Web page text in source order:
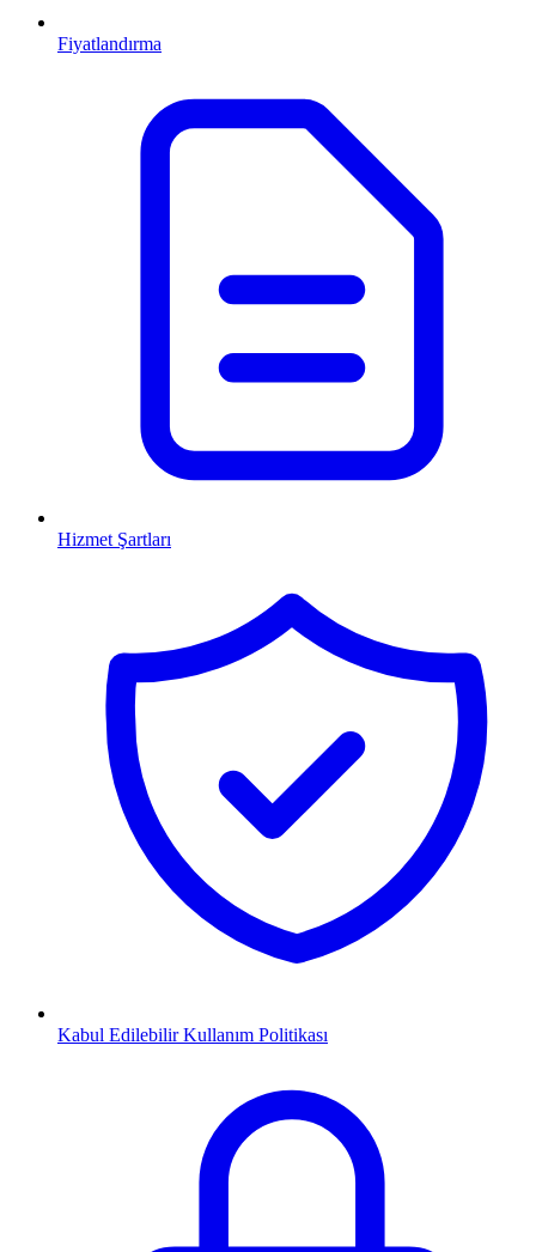
Fiyatlandırma
Hizmet Şartları
Kabul Edilebilir Kullanım Politikası